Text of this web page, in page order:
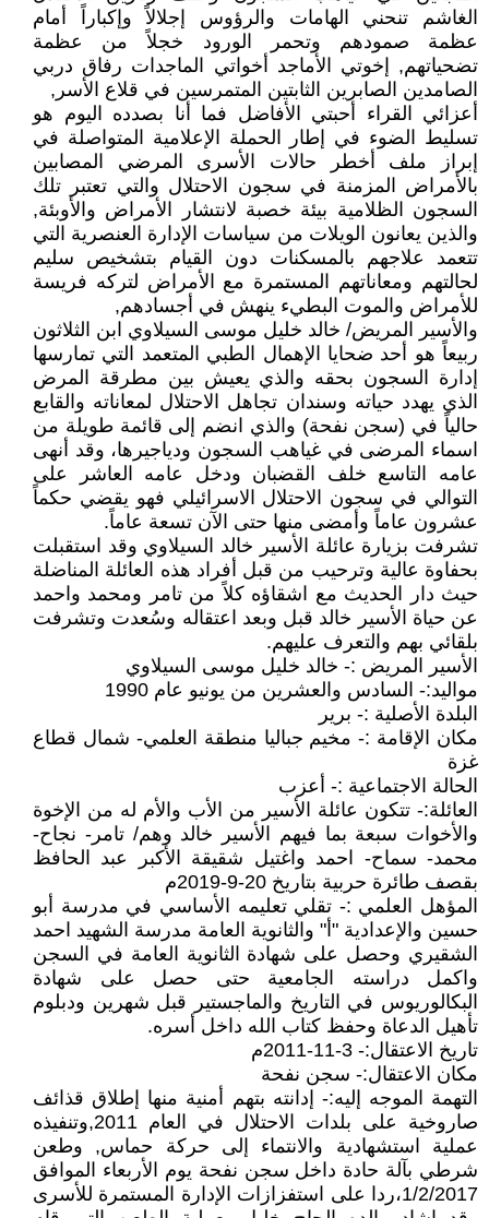
الغاشم تنحني الهامات والرؤوس إجلالاً وإكباراً أمام
عظمة صمودهم وتحمر الورود خجلاً من عظمة
تضحياتهم, إخوتي الأماجد أخواتي الماجدات رفاق دربي
الصامدين الصابرين الثابتين المتمرسين في قلاع الأسر,
أعزائي القراء أحبتي الأفاضل فما أنا بصدده اليوم هو
تسليط الضوء في إطار الحملة الإعلامية المتواصلة في
إبراز ملف أخطر حالات الأسرى المرضي المصابين
بالأمراض المزمنة في سجون الاحتلال والتي تعتبر تلك
السجون الظلامية بيئة خصبة لانتشار الأمراض والأوبئة,
والذين يعانون الويلات من سياسات الإدارة العنصرية التي
تتعمد علاجهم بالمسكنات دون القيام بتشخيص سليم
لحالتهم ومعاناتهم المستمرة مع الأمراض لتركه فريسة
للأمراض والموت البطيء ينهش في أجسادهم,
والأسير المريض/ خالد خليل موسى السيلاوي ابن الثلاثون
ربيعاً هو أحد ضحايا الإهمال الطبي المتعمد التي تمارسها
إدارة السجون بحقه والذي يعيش بين مطرقة المرض
الذي يهدد حياته وسندان تجاهل الاحتلال لمعاناته والقابع
حالياً في (سجن نفحة) والذي انضم إلى قائمة طويلة من
اسماء المرضى في غياهب السجون ودياجيرها، وقد أنهى
عامه التاسع خلف القضبان ودخل عامه العاشر على
التوالي في سجون الاحتلال الاسرائيلي فهو يقضي حكماً
عشرون عاماً وأمضى منها حتى الآن تسعة عاماً.
تشرفت بزيارة عائلة الأسير خالد السيلاوي وقد استقبلت
بحفاوة عالية وترحيب من قبل أفراد هذه العائلة المناضلة
حيث دار الحديث مع اشقاؤه كلاً من تامر ومحمد واحمد
عن حياة الأسير خالد قبل وبعد اعتقاله وسُعدت وتشرفت
بلقائي بهم والتعرف عليهم.
الأسير المريض :- خالد خليل موسى السيلاوي
مواليد:- السادس والعشرين من يونيو عام 1990
البلدة الأصلية :- برير
مكان الإقامة :- مخيم جباليا منطقة العلمي- شمال قطاع
غزة
الحالة الاجتماعية :- أعزب
العائلة:- تتكون عائلة الأسير من الأب والأم له من الإخوة
والأخوات سبعة بما فيهم الأسير خالد وهم/ تامر- نجاح-
محمد- سماح- احمد واغتيل شقيقة الأكبر عبد الحافظ
بقصف طائرة حربية بتاريخ 20-9-2019م
المؤهل العلمي :- تقلي تعليمه الأساسي في مدرسة أبو
حسين والإعدادية "أ" والثانوية العامة مدرسة الشهيد احمد
الشقيري وحصل على شهادة الثانوية العامة في السجن
واكمل دراسته الجامعية حتى حصل على شهادة
البكالوريوس في التاريخ والماجستير قبل شهرين ودبلوم
تأهيل الدعاة وحفظ كتاب الله داخل أسره.
تاريخ الاعتقال:- 3-11-2011م
مكان الاعتقال:- سجن نفحة
التهمة الموجه إليه:- إدانته بتهم أمنية منها إطلاق قذائف
صاروخية على بلدات الاحتلال في العام 2011,وتنفيذه
عملية استشهادية والانتماء إلى حركة حماس, وطعن
شرطي بآلة حادة داخل سجن نفحة يوم الأربعاء الموافق
1/2/2017،ردا على استفزازات الإدارة المستمرة للأسرى